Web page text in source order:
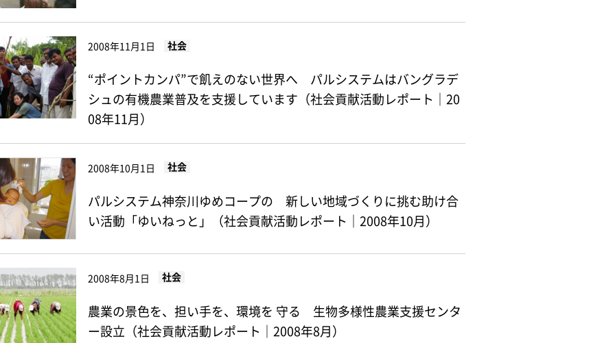
2008年11月1日 社会
“ポイントカンパ”で飢えのない世界へ パルシステムはバングラデ
シュの有機農業普及を支援しています（社会貢献活動レポート｜20
08年11月）
2008年10月1日 社会
パルシステム神奈川ゆめコープの 新しい地域づくりに挑む助け合
い活動「ゆいねっと」（社会貢献活動レポート｜2008年10月）
2008年8月1日 社会
農業の景色を、担い手を、環境を 守る 生物多様性農業支援センタ
ー設立（社会貢献活動レポート｜2008年8月）